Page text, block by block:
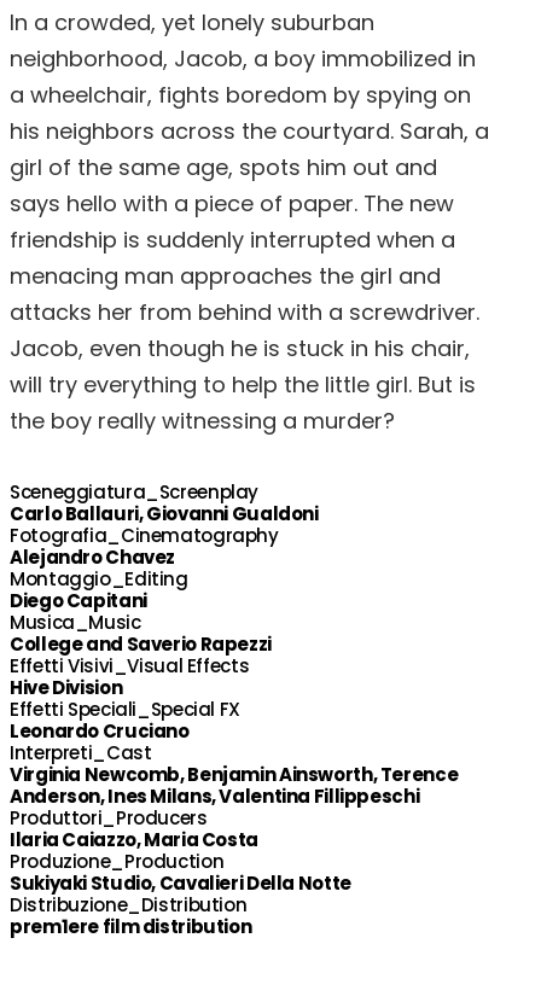
In a crowded, yet lonely suburban
neighborhood, Jacob, a boy immobilized in
a wheelchair, fights boredom by spying on
his neighbors across the courtyard. Sarah, a
girl of the same age, spots him out and
says hello with a piece of paper. The new
friendship is suddenly interrupted when a
menacing man approaches the girl and
attacks her from behind with a screwdriver.
Jacob, even though he is stuck in his chair,
will try everything to help the little girl. But is
the boy really witnessing a murder?
Sceneggiatura_Screenplay
Carlo Ballauri, Giovanni Gualdoni
Fotografia_Cinematography
Alejandro Chavez
Montaggio_Editing
Diego Capitani
Musica_Music
College and Saverio Rapezzi
Effetti Visivi_Visual Effects
Hive Division
Effetti Speciali_Special FX
Leonardo Cruciano
Interpreti_Cast
Virginia Newcomb, Benjamin Ainsworth, Terence
Anderson, Ines Milans, Valentina Fillippeschi
Produttori_Producers
Ilaria Caiazzo, Maria Costa
Produzione_Production
Sukiyaki Studio, Cavalieri Della Notte
Distribuzione_Distribution
prem1ere film distribution